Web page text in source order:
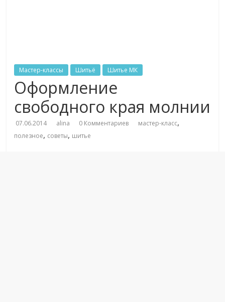
Мастер-классы Шитьё Шитье МК
Оформление
свободного края молнии
07.06.2014 alina 0 Комментариев мастер-класс,
полезное, советы, шитье